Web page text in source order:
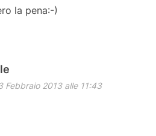
la pena:-)
Febbraio 2013 alle 11:43